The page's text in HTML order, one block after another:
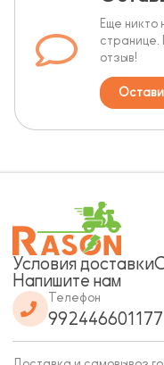
Еще никто
странице.
отзыв!
Условия доставки
Напишите нам
Телефон
992446601177